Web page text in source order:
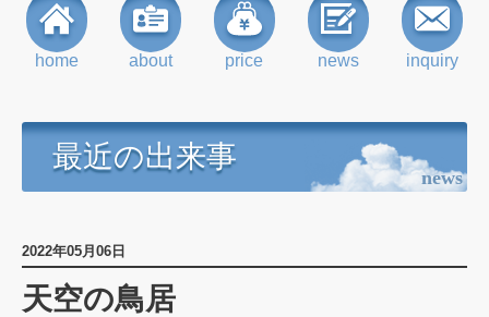
home about price news inquiry
最近の出来事
news
2022年05月06日
天空の鳥居